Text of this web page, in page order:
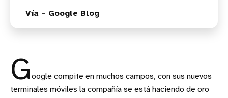
Vía – Google Blog
Google compite en muchos campos, con sus nuevos
terminales móviles la compañía se está haciendo de oro